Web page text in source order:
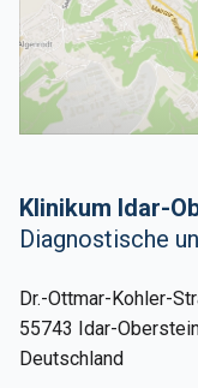
Klinikum Idar-
Diagnostische
Dr.-Ottmar-Kohler-
55743 Idar-
Deutschland